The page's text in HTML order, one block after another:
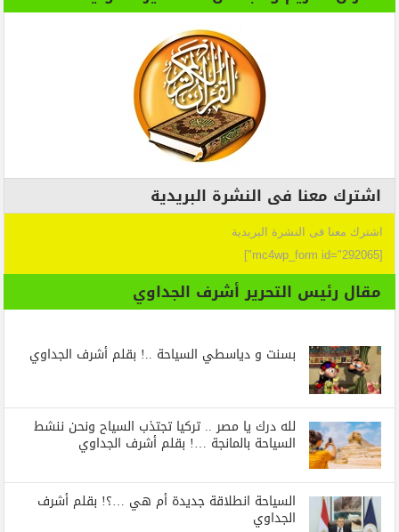
اشترك معنا فى النشرة البريدية
اشترك معنا فى النشرة البريدية
[mc4wp_form id="292065"]
مقال رئيس التحرير أشرف الجداوي
بسنت و دياسطي السياحة ..! بقلم أشرف الجداوي
لله درك يا مصر .. تركيا تجتذب السياح ونحن ننشط
السياحة بالمانجة …! بقلم أشرف الجداوي
السياحة انطلاقة جديدة أم هي …؟! بقلم أشرف
الجداوي